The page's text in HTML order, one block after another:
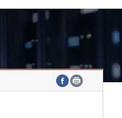
연구원 고객헌장
주요업무연락처